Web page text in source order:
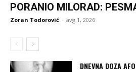
PORANIO MILORAD:
Zoran Todorović - avg 1, 2026
DNEVNA DOZA